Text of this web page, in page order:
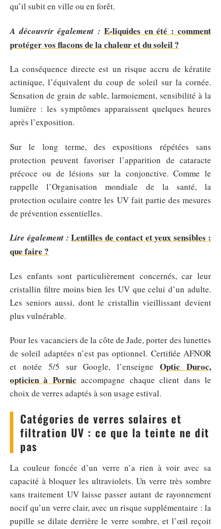
qu’il subit en ville ou en forêt.
A découvrir également : E-liquides en été : comment
protéger vos flacons de la chaleur et du soleil ?
La conséquence directe est un risque accru de kératite
actinique, l’équivalent du coup de soleil sur la cornée.
Sensation de grain de sable, larmoiement, sensibilité à la
lumière : les symptômes apparaissent quelques heures
après l’exposition.
Sur le long terme, des expositions répétées sans
protection peuvent favoriser l’apparition de cataracte
précoce ou de lésions sur la conjonctive. Comme le
rappelle l’Organisation mondiale de la santé, la
protection oculaire contre les UV fait partie des mesures
de prévention essentielles.
Lire également : Lentilles de contact et yeux sensibles :
que faire ?
Les enfants sont particulièrement concernés, car leur
cristallin filtre moins bien les UV que celui d’un adulte.
Les seniors aussi, dont le cristallin vieillissant devient
plus vulnérable.
Pour les vacanciers de la côte de Jade, porter des lunettes
de soleil adaptées n’est pas optionnel. Certifiée AFNOR
et notée 5/5 sur Google, l’enseigneOptic Duroc,
opticien à Pornic accompagne chaque client dans le
choix de verres adaptés à son usage estival.
Catégories de verres solaires et
filtration UV : ce que la teinte ne dit
pas
La couleur foncée d’un verre n’a rien à voir avec sa
capacité à bloquer les ultraviolets. Un verre très sombre
sans traitement UV laisse passer autant de rayonnement
nocif qu’un verre clair, avec un risque supplémentaire : la
pupille se dilate derrière le verre sombre, et l’œil reçoit